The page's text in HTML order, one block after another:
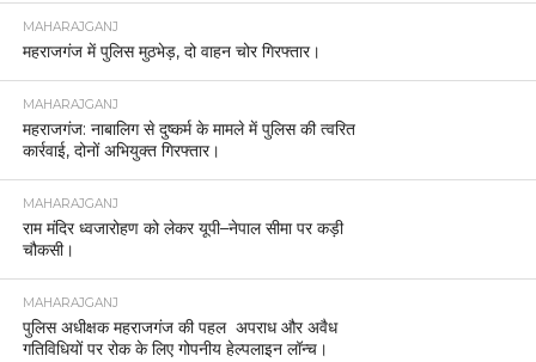
MAHARAJGANJ
महराजगंज में पुलिस मुठभेड़, दो वाहन चोर गिरफ्तार।
MAHARAJGANJ
महराजगंज: नाबालिग से दुष्कर्म के मामले में पुलिस की त्वरित
कार्रवाई, दोनों अभियुक्त गिरफ्तार।
MAHARAJGANJ
राम मंदिर ध्वजारोहण को लेकर यूपी–नेपाल सीमा पर कड़ी
चौकसी।
MAHARAJGANJ
पुलिस अधीक्षक महराजगंज की पहल अपराध और अवैध
गतिविधियों पर रोक के लिए गोपनीय हेल्पलाइन लॉन्च।